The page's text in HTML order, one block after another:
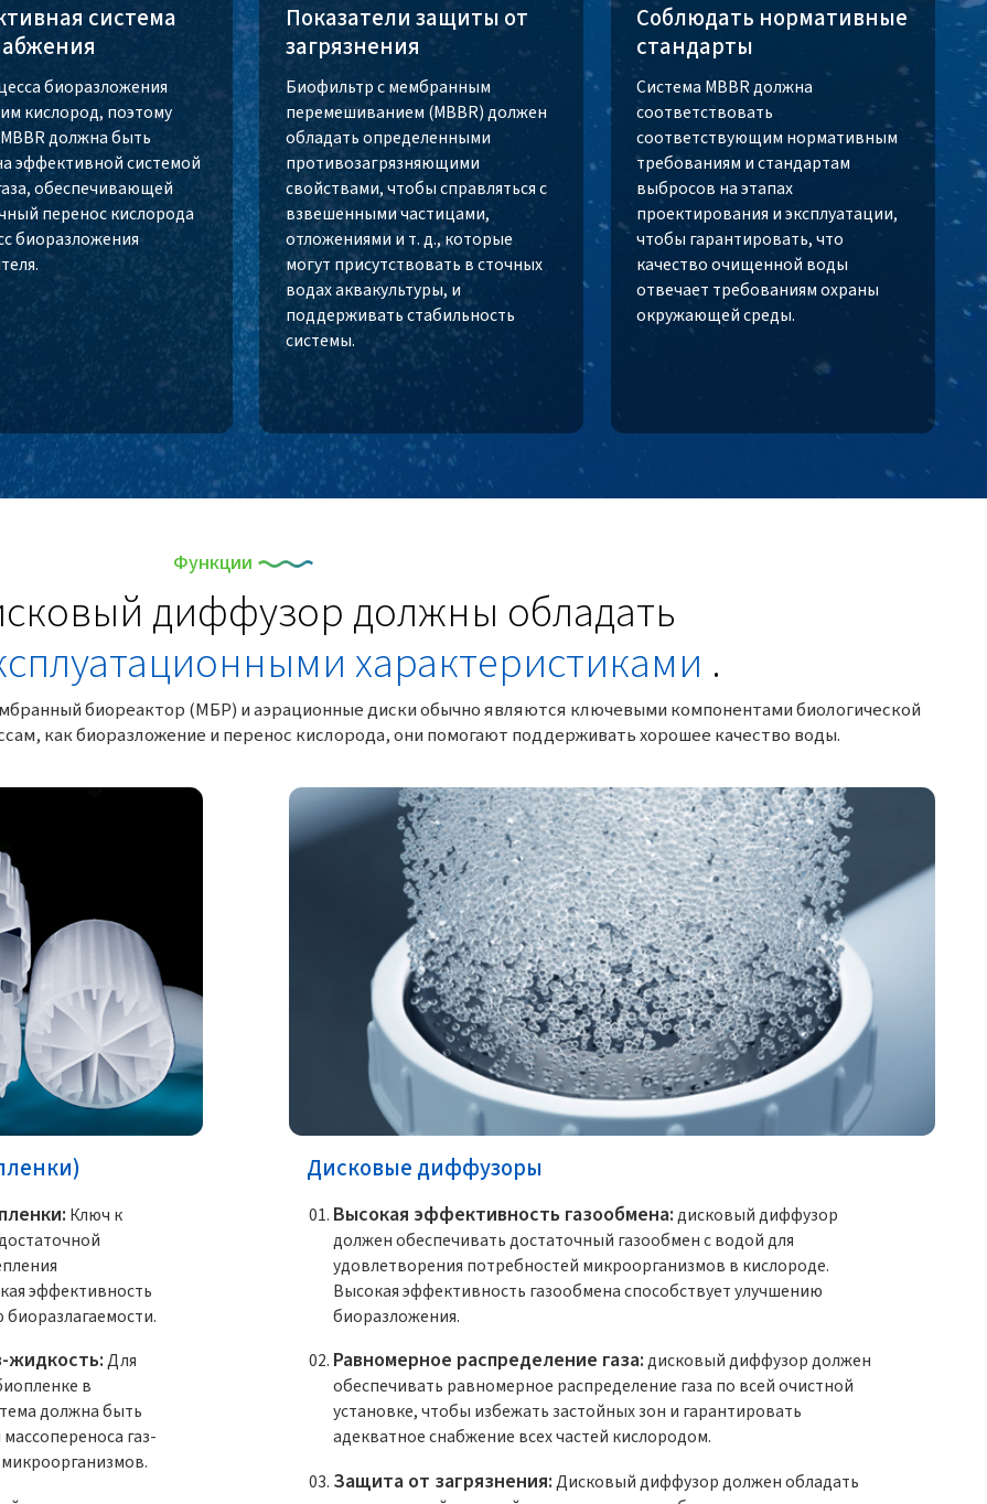
система
биоразложения
кислород, поэтому
должна быть
эффективной системой
обеспечивающей
перенос кислорода
биоразложения
Показатели защиты от
загрязнения
Биофильтр с мембранным
перемешиванием (MBBR) должен
обладать определенными
противозагрязняющими
свойствами, чтобы справляться с
взвешенными частицами,
отложениями и т. д., которые
могут присутствовать в сточных
водах аквакультуры, и
поддерживать стабильность
системы.
Соблюдать нормативные
стандарты
Система MBBR должна
соответствовать
соответствующим нормативным
требованиям и стандартам
выбросов на этапах
проектирования и эксплуатации,
чтобы гарантировать, что
качество очищенной воды
отвечает требованиям охраны
окружающей среды.
Функции
диффузор должны обладать
характеристиками .
биореактор (МБР) и аэрационные диски обычно являются ключевыми компонентами биологической
как биоразложение и перенос кислорода, они помогают поддерживать хорошее качество воды.
Ключ к
эффективность
жидкость:Для
в
должна быть
газ-
Дисковые диффузоры
Высокая эффективность газообмена:дисковый диффузор
должен обеспечивать достаточный газообмен с водой для
удовлетворения потребностей микроорганизмов в кислороде.
Высокая эффективность газообмена способствует улучшению
биоразложения.
Равномерное распределение газа:дисковый диффузор должен
обеспечивать равномерное распределение газа по всей очистной
установке, чтобы избежать застойных зон и гарантировать
адекватное снабжение всех частей кислородом.
Защита от загрязнения:Дисковый диффузор должен обладать